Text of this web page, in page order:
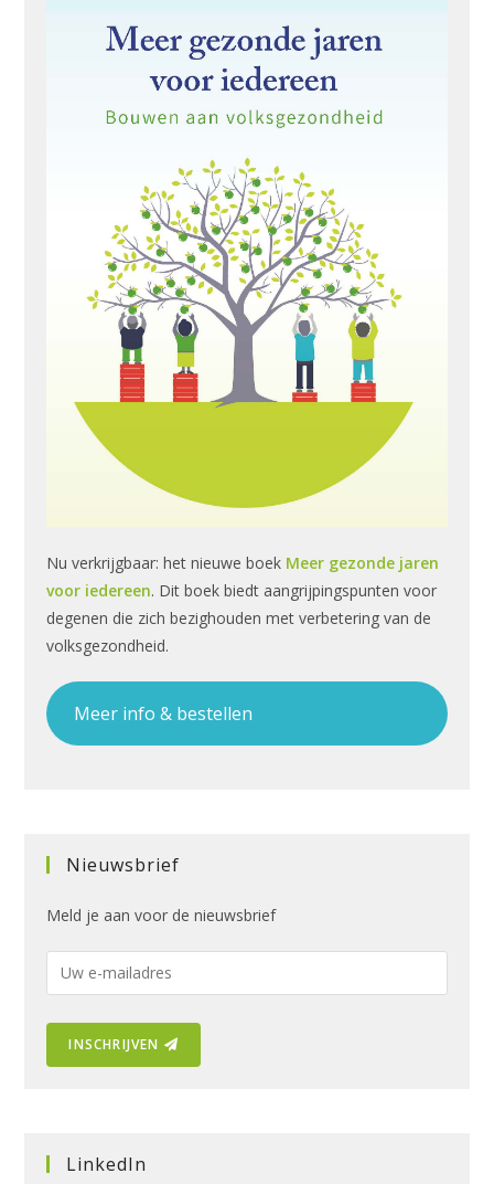
Nu verkrijgbaar: het nieuwe boek Meer gezonde jaren
voor iedereen. Dit boek biedt aangrijpingspunten voor
degenen die zich bezighouden met verbetering van de
volksgezondheid.
Meer info & bestellen
Nieuwsbrief
Meld je aan voor de nieuwsbrief
-
m
i
d
INSCHRIJVEN
LinkedIn